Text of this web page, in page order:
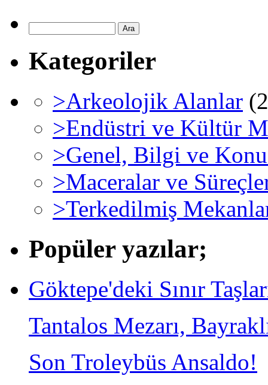
Kategoriler
>Arkeolojik Alanlar
>Endüstri ve Kültür
>Genel, Bilgi ve Konu
>Maceralar ve
>Terkedilmiş
Popüler yazılar;
Göktepe'deki Sınır
Tantalos Mezarı,
Son Troleybüs Ansaldo!